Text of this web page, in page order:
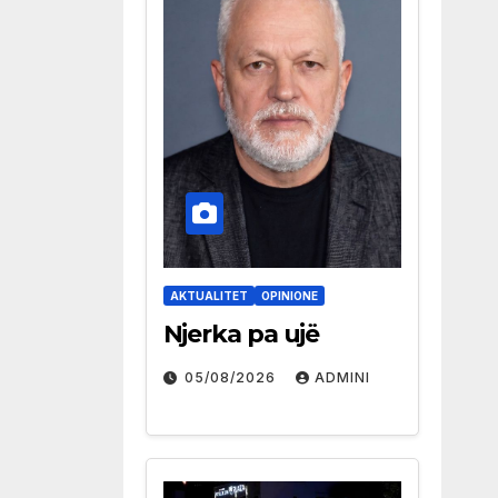
AKTUALITET OPINIONE
Njerka pa ujë
05/08/2026 ADMINI